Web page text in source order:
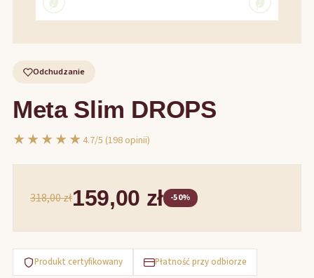
Odchudzanie
Meta Slim DROPS
★★★★★4.7/5 (198 opinii)
318,00 zł159,00 zł -50%
Produkt certyfikowany Płatność przy odbiorze